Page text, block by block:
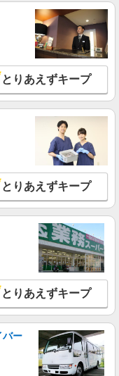
とりあえずキープ
とりあえずキープ
とりあえずキープ
バー